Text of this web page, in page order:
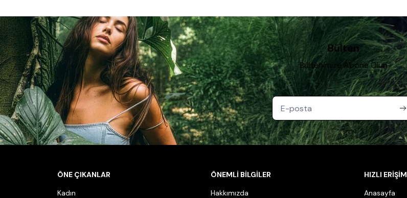
Bülten
Bültenimize Abone Olun
ÖNE ÇIKANLAR
Kadın
ÖNEMLİ BİLGİLER
Hakkımızda
HIZLI ERİŞİM
Anasayfa